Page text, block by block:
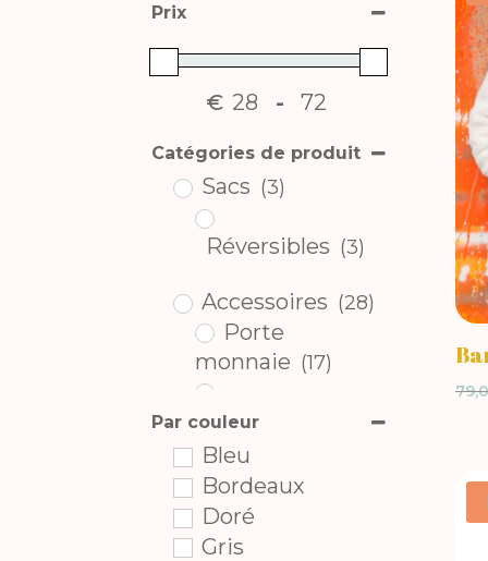
Prix
€ -
Catégories de produit
Sacs (3)
Réversibles (3)
Accessoires (28)
Porte
monnaie (17)
Portefeuilles (11)
Bananes
Originales
XL
Par couleur
Bleu
Bordeaux
Doré
Gris